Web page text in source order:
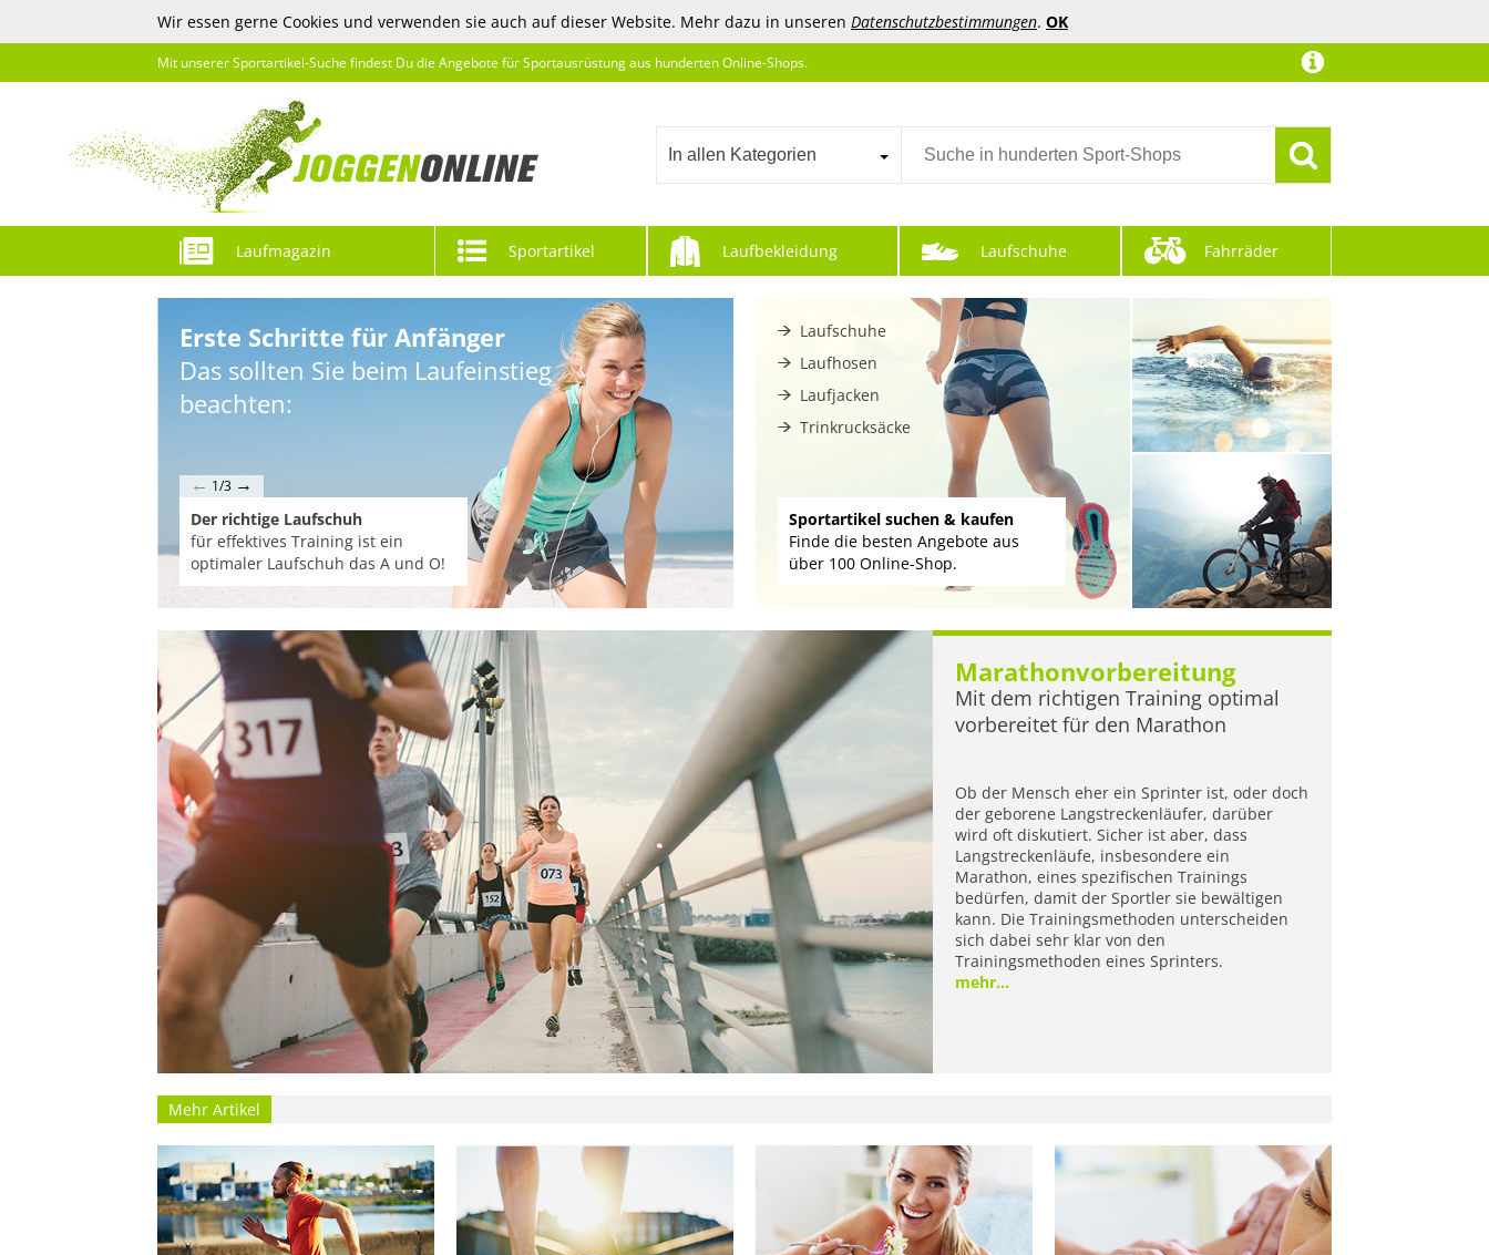
Wir essen gerne Cookies und verwenden sie auch auf dieser Website. Mehr dazu in unseren Datenschutzbestimmungen. OK
Mit unserer Sportartikel-Suche findest Du die Angebote für Sportausrüstung aus hunderten Online-Shops.
In allen Kategorien
Laufmagazin Sportartikel Laufbekleidung Laufschuhe Fahrräder
Erste Schritte für Anfänger
Das sollten Sie beim Laufeinstieg
beachten:
← 1/3 →
Der richtige Laufschuh
für effektives Training ist ein
optimaler Laufschuh das A und O!
Lauftyp und Laufstil
Mittel-, Fersen- oder Vorfußlaufen -
welcher Stil taugt Ihnen?
Pronation
Was ist das eigentlich? Und wie
sehr beeinflusst es Ihre Laufschuh-
Laufschuhe
Laufhosen
Laufjacken
Trinkrucksäcke
Sportartikel suchen & kaufen
Finde die besten Angebote aus
über 100 Online-Shop.
Marathonvorbereitung
Mit dem richtigen Training optimal
vorbereitet für den Marathon
Ob der Mensch eher ein Sprinter ist, oder doch
der geborene Langstreckenläufer, darüber
wird oft diskutiert. Sicher ist aber, dass
Langstreckenläufe, insbesondere ein
Marathon, eines spezifischen Trainings
bedürfen, damit der Sportler sie bewältigen
kann. Die Trainingsmethoden unterscheiden
sich dabei sehr klar von den
Trainingsmethoden eines Sprinters.
mehr...
Mehr Artikel